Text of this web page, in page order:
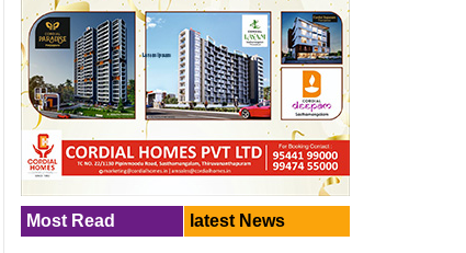
Most Read latest News